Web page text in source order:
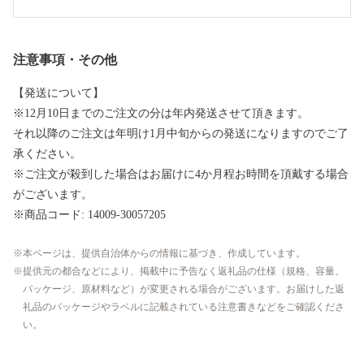
注意事項・その他
【発送について】
※12月10日までのご注文の分は年内発送させて頂きます。
それ以降のご注文は年明け1月中旬からの発送になりますのでご了
承ください。
※ご注文が殺到した場合はお届けに4か月程お時間を頂戴する場合
がございます。
※商品コード: 14009-30057205
本ページは、提供自治体からの情報に基づき、作成しています。
提供元の都合などにより、掲載中に予告なく返礼品の仕様（規格、容量、
パッケージ、原材料など）が変更される場合がございます。お届けした返
礼品のパッケージやラベルに記載されている注意書きなどをご確認くださ
い。